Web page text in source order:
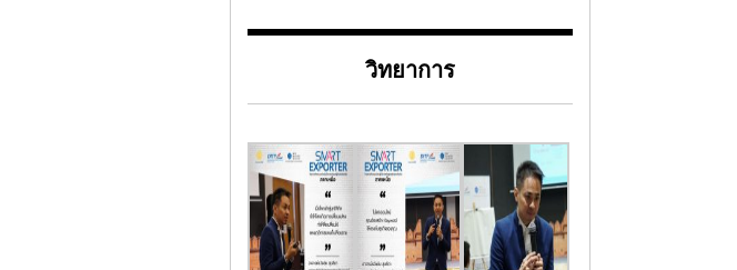
วิทยาการ